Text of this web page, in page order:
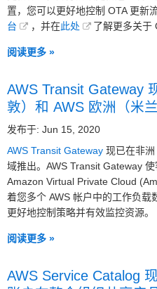
置，您可以更好地控制 OTA 更新
台
，并在此处 了解更多关于
阅读更多 »
AWS Transit Gateway
敦）和 AWS 欧洲（米
发布于: Jun 15, 2020
AWS Transit Gateway 现已在非
域推出。AWS Transit Gateway
Amazon Virtual Private Cloud
着您多个 AWS 帐户中的工作负载
更好地控制策略并有效监控资源。
阅读更多 »
AWS Service Catalog